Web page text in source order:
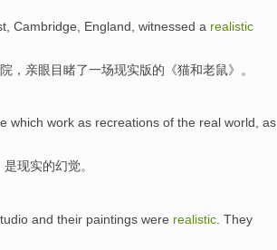
Cambridge England witnessed a realistic
， 亲眼目睹了一场现实版的《猫和老鼠》。
which work as recreations of the real world, as
是现实的幻觉。
and their paintings were realistic They